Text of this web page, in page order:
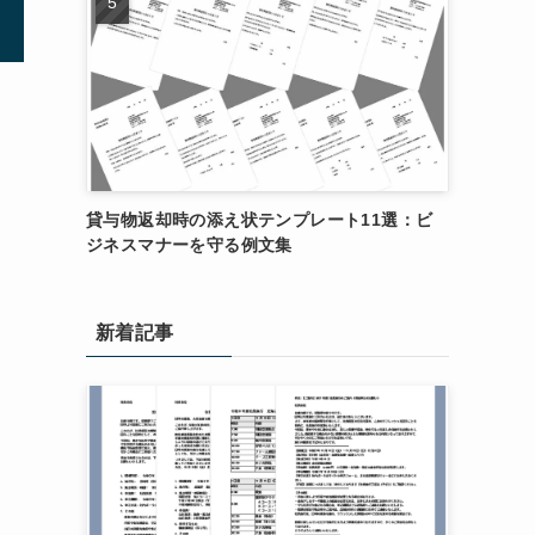
貸与物返却時の添え状テンプレート11選：ビ
ジネスマナーを守る例文集
新着記事